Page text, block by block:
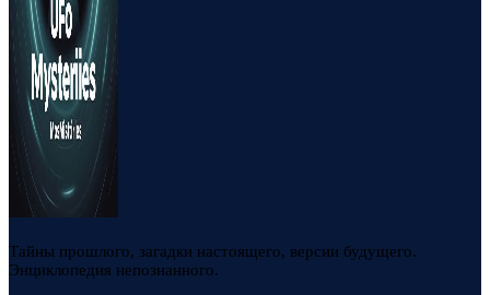
Тайны прошлого, загадки настоящего, версии будущего.
Энциклопедия непознанного.